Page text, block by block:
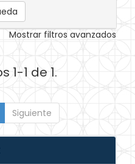
Mostrar filtros avanzados
1-1 de 1.
Siguiente